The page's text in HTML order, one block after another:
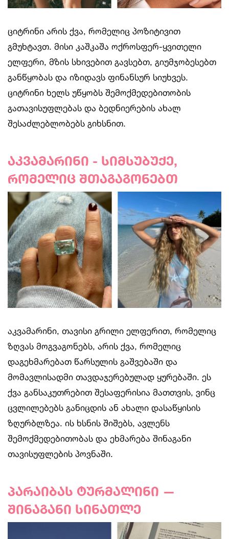
ციტრინი არის ქვა, რომელიც პოზიტივით
გმუხტავთ. მისი კაშკაშა ოქროსფერ-ყვითელი
ელფერი, მზის სხივებით გავსებთ, გიუმჯობესებთ
განწყობას და იზიდავს ფინანსურ სიუხვეს.
ციტრინი ხელს უწყობს შემოქმედებითობის
გათავისუფლებას და ბედნიერების ახალ
შესაძლებლობებს გიხსნით.
აკვამარინი - სიმსუბუქე,
რომელიც შთაგაგონებთ
აკვამარინი, თავისი გრილი ელფერით, რომელიც
ზღვას მოგვაგონებს, არის ქვა, რომელიც
დაგეხმარებათ წარსულის გაშვებაში და
მომავლისადმი თავდაჯერებულად ყურებაში. ეს
ქვა განსაკუთრებით შესაფერისია მათთვის, ვინც
ცვლილებებს განიცდის ან ახალი დასაწყისის
ზღურბლზეა. ის ხსნის შიშებს, ავლენს
შემოქმედებითობას და ეხმარება შინაგანი
თავისუფლების პოვნაში.
პარაიბას ტურმალინი —
შინაგანი სინათლე